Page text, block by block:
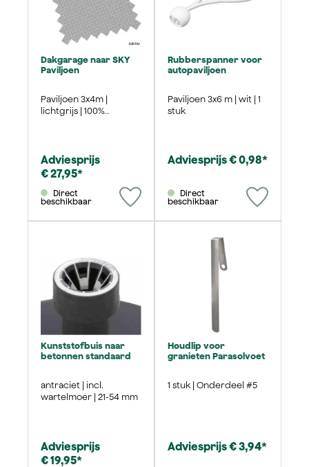
Dakgarage naar SKY
Paviljoen
Paviljoen 3x4m |
lichtgrijs | 100%
Adviesprijs
€ 27,95*
beschikbaar
Rubberspanner voor
autopaviljoen
Paviljoen 3x6 m | wit | 1
stuk
Adviesprijs € 0,98*
beschikbaar
Kunststofbuis naar
betonnen standaard
antraciet | incl.
wartelmoer | 21-54 mm
Adviesprijs
€ 19,95*
Houdlip voor
granieten Parasolvoet
1 stuk | Onderdeel #5
Adviesprijs € 3,94*